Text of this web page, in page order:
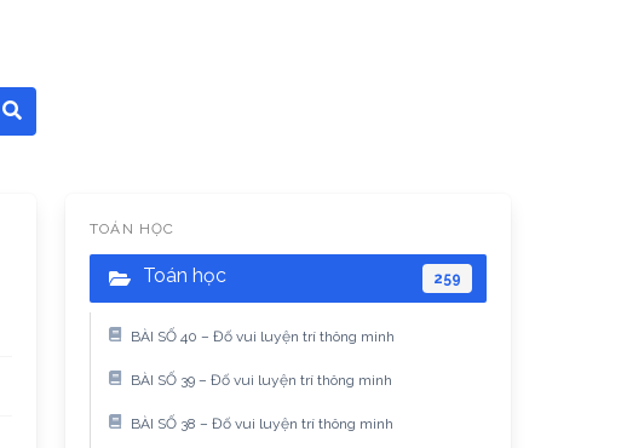
TOÁN HỌC
Toán học 259
BÀI SỐ 40 – Đố vui luyện trí thông minh
BÀI SỐ 39 – Đố vui luyện trí thông minh
BÀI SỐ 38 – Đố vui luyện trí thông minh